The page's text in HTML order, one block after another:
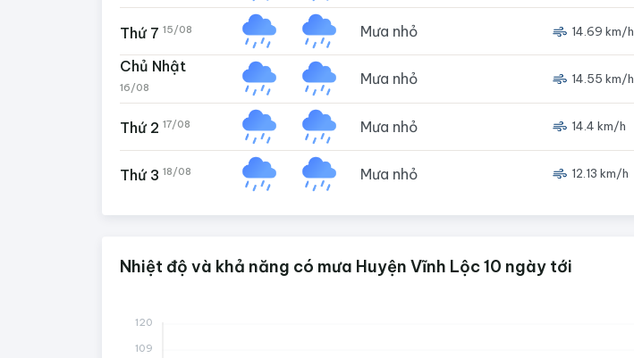
Thứ 7 15/08 Mưa nhỏ 14.69 km/h
Chủ Nhật
16/08 Mưa nhỏ 14.55 km/h
Thứ 2 17/08 Mưa nhỏ 14.4 km/h
Thứ 3 18/08 Mưa nhỏ 12.13 km/h
Nhiệt độ và khả năng có mưa Huyện Vĩnh Lộc 10 ngày tới
120
109